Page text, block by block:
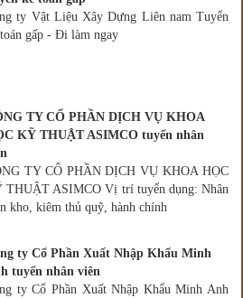
ty Vật Liệu Xây Dựng Liên nam Tuyển
gấp - Đi làm ngay
TY CỔ PHẦN DỊCH VỤ KHOA
KỸ THUẬT ASIMCO tuyển nhân
TY CỔ PHẦN DỊCH VỤ KHOA HỌC
THUẬT ASIMCO Vị trí tuyển dụng: Nhân
kho, kiêm thủ quỹ, hành chính
ty Cổ Phần Xuất Nhập Khẩu Minh
tuyển nhân viên
ty Cổ Phần Xuất Nhập Khẩu Minh Anh